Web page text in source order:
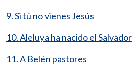
9. Si tú no vienes Jesús
10. Aleluya ha nacido el Salvador
11. A Belén pastores